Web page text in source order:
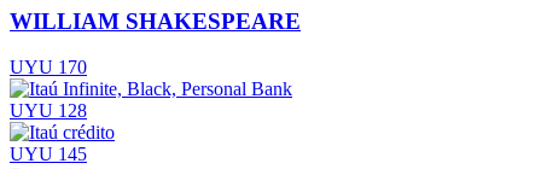
WILLIAM SHAKESPEARE
UYU 170
UYU 128
UYU 145